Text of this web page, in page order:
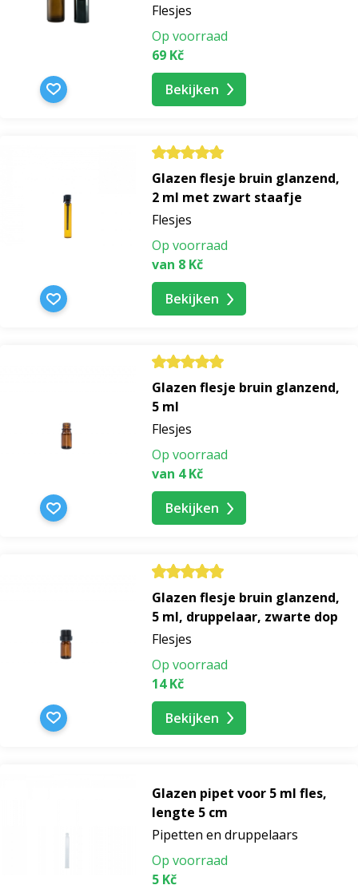
Flesjes
Op voorraad
69 Kč
Bekijken
Glazen flesje bruin glanzend,
2 ml met zwart staafje
Flesjes
Op voorraad
van 8 Kč
Bekijken
Glazen flesje bruin glanzend,
5 ml
Flesjes
Op voorraad
van 4 Kč
Bekijken
Glazen flesje bruin glanzend,
5 ml, druppelaar, zwarte dop
Flesjes
Op voorraad
14 Kč
Bekijken
Glazen pipet voor 5 ml fles,
lengte 5 cm
Pipetten en druppelaars
Op voorraad
5 Kč